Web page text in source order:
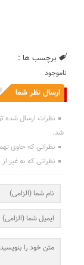
برچسب ها :
ناموجود
ارسال نظر شما
انتشار یافته : 0
نظرات ارسال شده
شد.
نظراتی که حاوی
نظراتی که به غیر